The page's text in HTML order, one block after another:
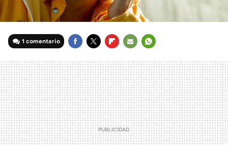
1 comentario
MAIL